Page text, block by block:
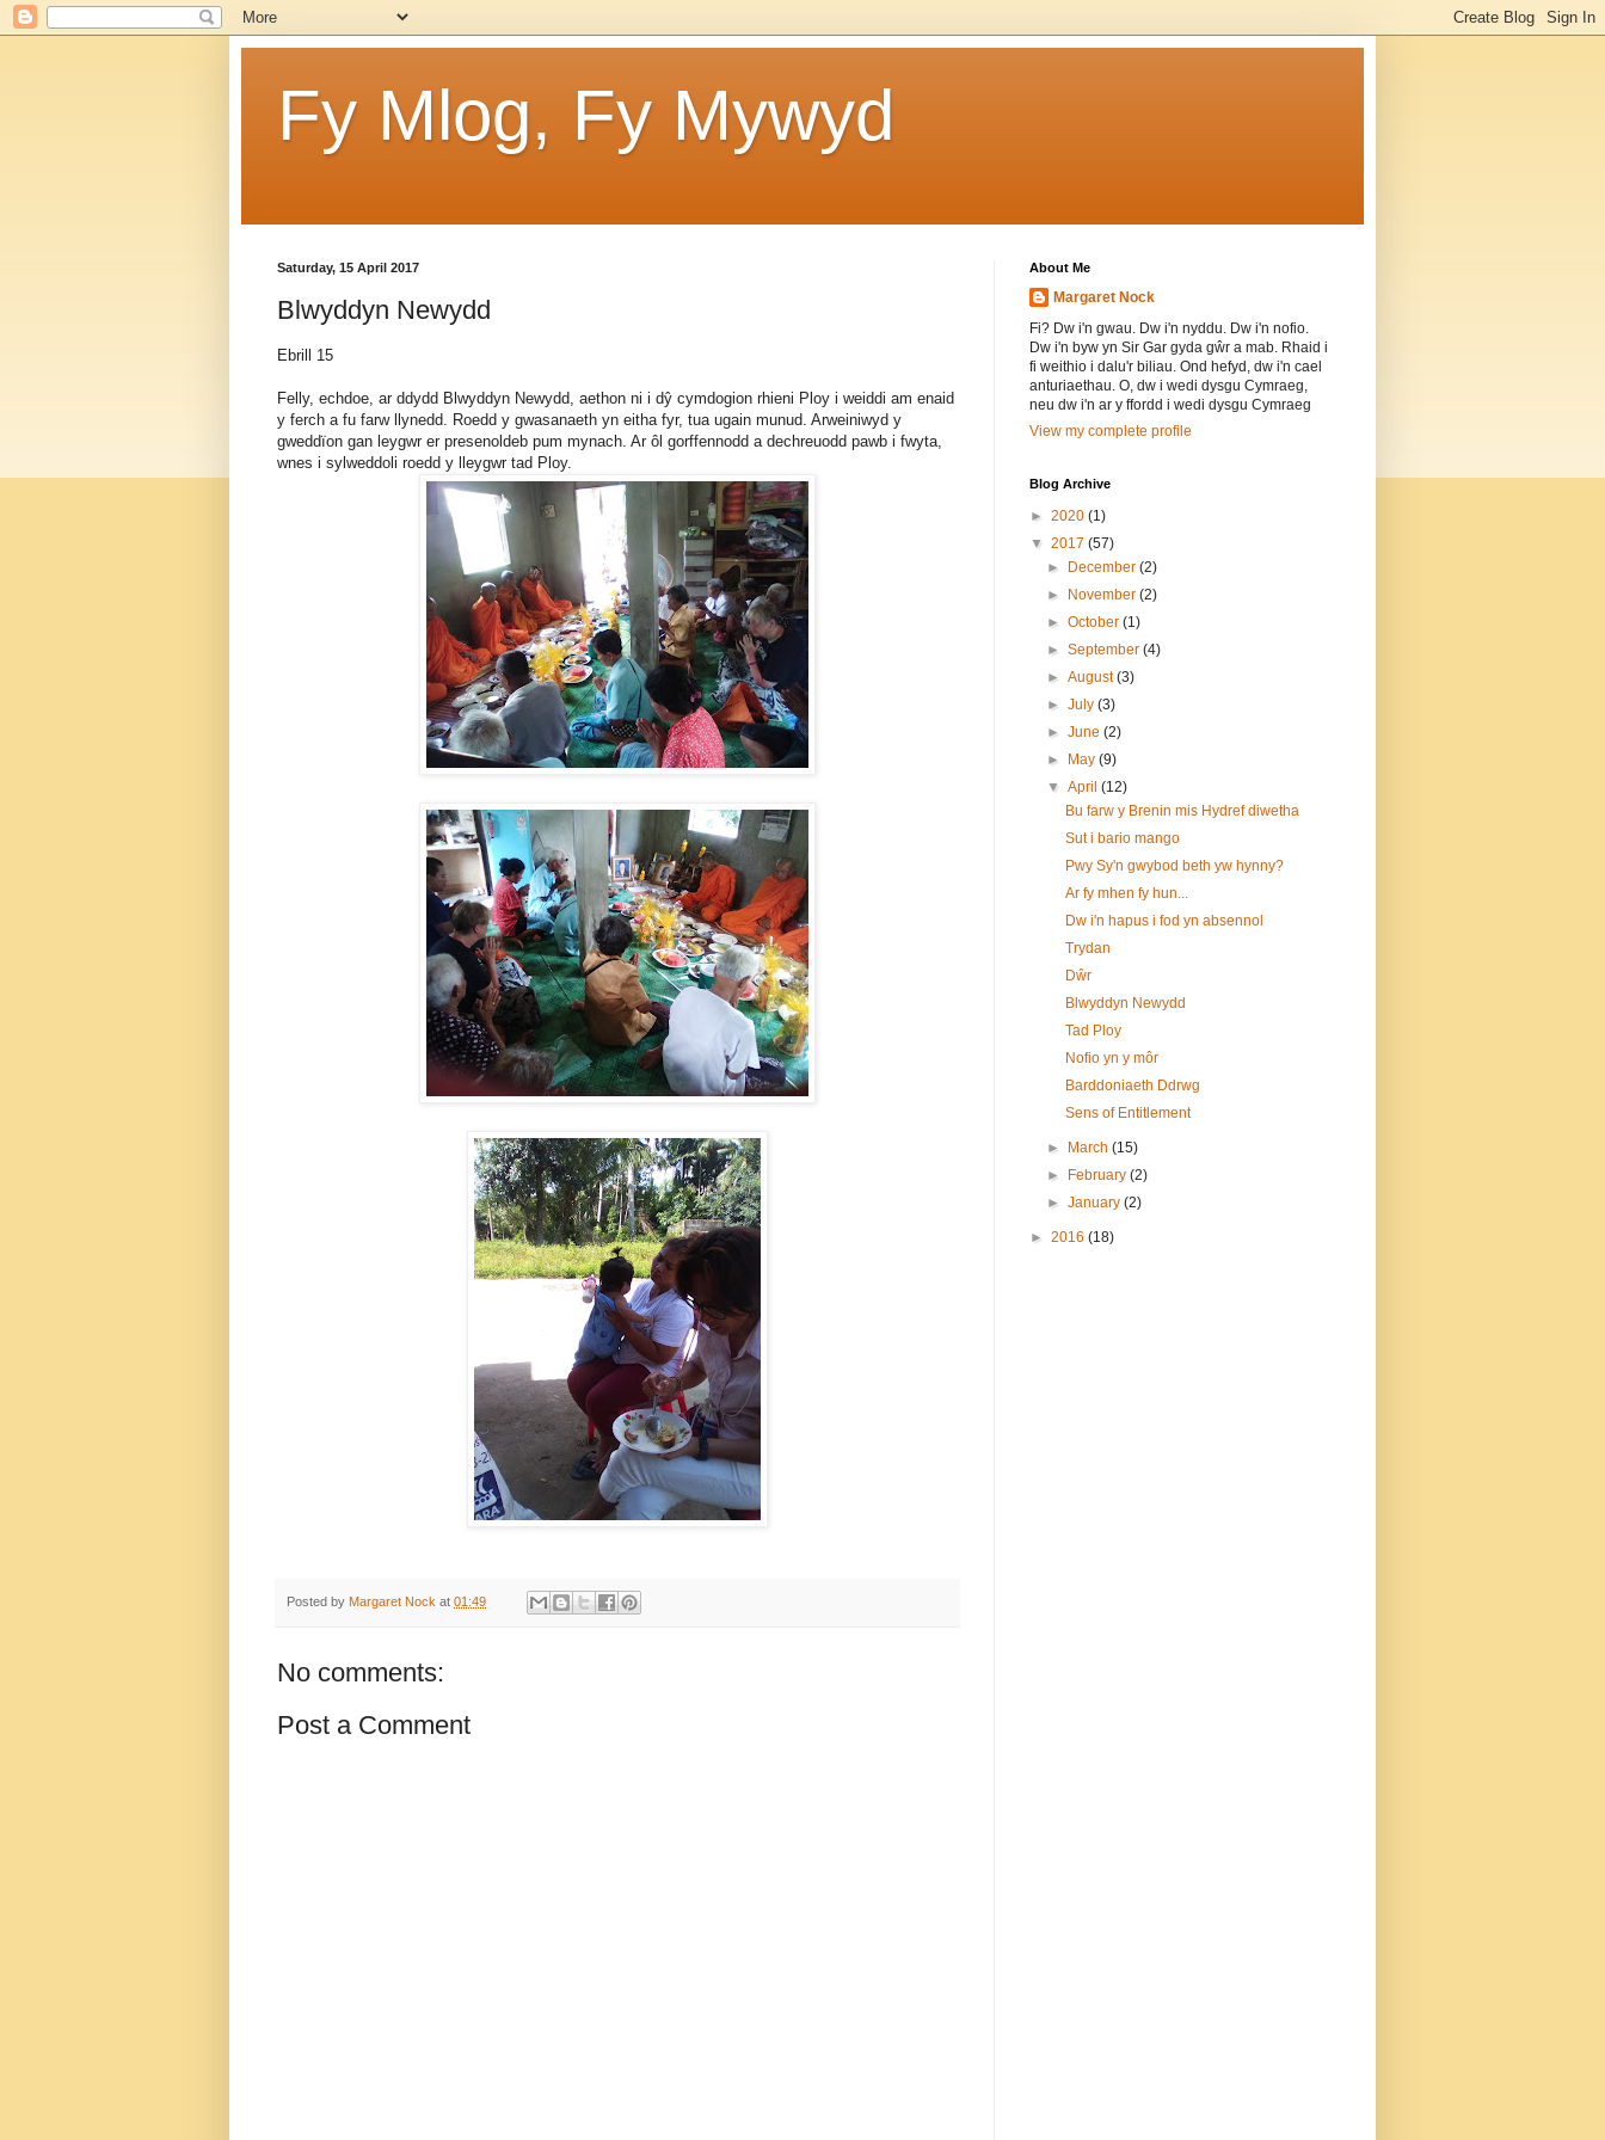
Fy Mlog, Fy Mywyd
Saturday, 15 April 2017
Blwyddyn Newydd
Ebrill 15
Felly, echdoe, ar ddydd Blwyddyn Newydd, aethon ni i dŷ cymdogion rhieni Ploy i weiddi am enaid
y ferch a fu farw llynedd. Roedd y gwasanaeth yn eitha fyr, tua ugain munud. Arweiniwyd y
gweddïon gan leygwr er presenoldeb pum mynach. Ar ôl gorffennodd a dechreuodd pawb i fwyta,
wnes i sylweddoli roedd y lleygwr tad Ploy.
Posted by Margaret Nock at 01:49
No comments:
Post a Comment
About Me
Margaret Nock
Fi? Dw i'n gwau. Dw i'n nyddu. Dw i'n nofio.
Dw i'n byw yn Sir Gar gyda gŵr a mab. Rhaid i
fi weithio i dalu'r biliau. Ond hefyd, dw i'n cael
anturiaethau. O, dw i wedi dysgu Cymraeg,
neu dw i'n ar y ffordd i wedi dysgu Cymraeg
View my complete profile
Blog Archive
► 2020 (1)
▼ 2017 (57)
►
December(2)
►
November(2)
►October(1)
►September(4)
►August(3)
►July(3)
►June(2)
►
May(9)
▼April(12)
Bu farw y Brenin mis Hydref diwetha
Sut i bario mango
Pwy Sy'n gwybod beth yw hynny?
Ar fy mhen fy hun...
Dw i'n hapus i fod yn absennol
Trydan
Dŵr
Blwyddyn Newydd
Tad Ploy
Nofio yn y môr
Barddoniaeth Ddrwg
Sens of Entitlement
► March(15)
►
February(2)
►January(2)
► 2016 (18)